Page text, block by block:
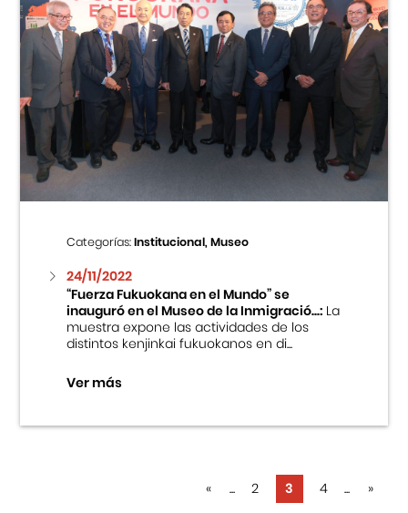
Categorías:Institucional, Museo
24/11/2022
“Fuerza Fukuokana en el Mundo” se
inauguró en el Museo de la Inmigració...:La
muestra expone las actividades de los
distintos kenjinkai fukuokanos en di...
Ver más
« ... 2 3 4 ... »